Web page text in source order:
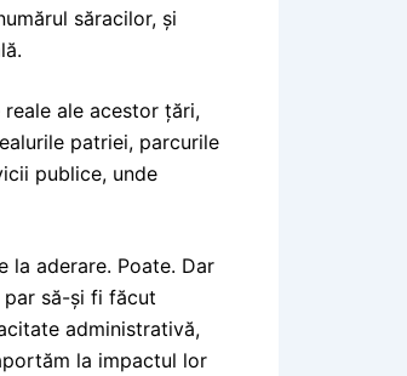
săracilor, și
ale acestor țări,
patriei, parcurile
publice, unde
la aderare. Poate. Dar
par să-și fi făcut
administrativă,
la impactul lor